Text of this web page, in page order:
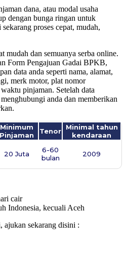
dana, atau modal usaha
dengan bunga ringan untuk
proses cepat, mudah,
mudah dan semuanya serba online.
Form Pengajuan Gadai BPKB,
data anda seperti nama, alamat,
merk motor, plat nomor
pinjaman. Setelah data
anda dan memberikan
Minimum
Pinjaman
Tenor
Minimal tahun
kendaraan
20 Juta
6-60
bulan
2009
cair
Indonesia, kecuali Aceh
ajukan sekarang disini :